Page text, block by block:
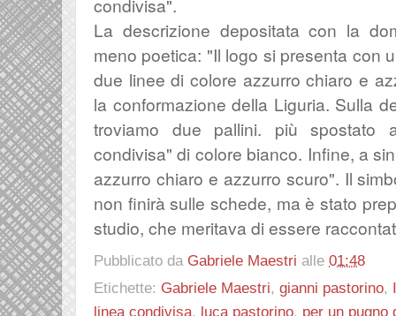
condivisa".
La descrizione depositata con la
meno poetica: "Il logo si presenta con
due linee di colore azzurro chiaro e
la conformazione della Liguria. Sulla
troviamo due pallini. più spostato
condivisa" di colore bianco. Infine, a
azzurro chiaro e azzurro scuro". Il
non finirà sulle schede, ma è stato
studio, che meritava di essere
Pubblicato da Gabriele Maestri alle 01:48
Etichette: Gabriele Maestri, gianni pastorino,
linea condivisa, luca pastorino, per un pugno